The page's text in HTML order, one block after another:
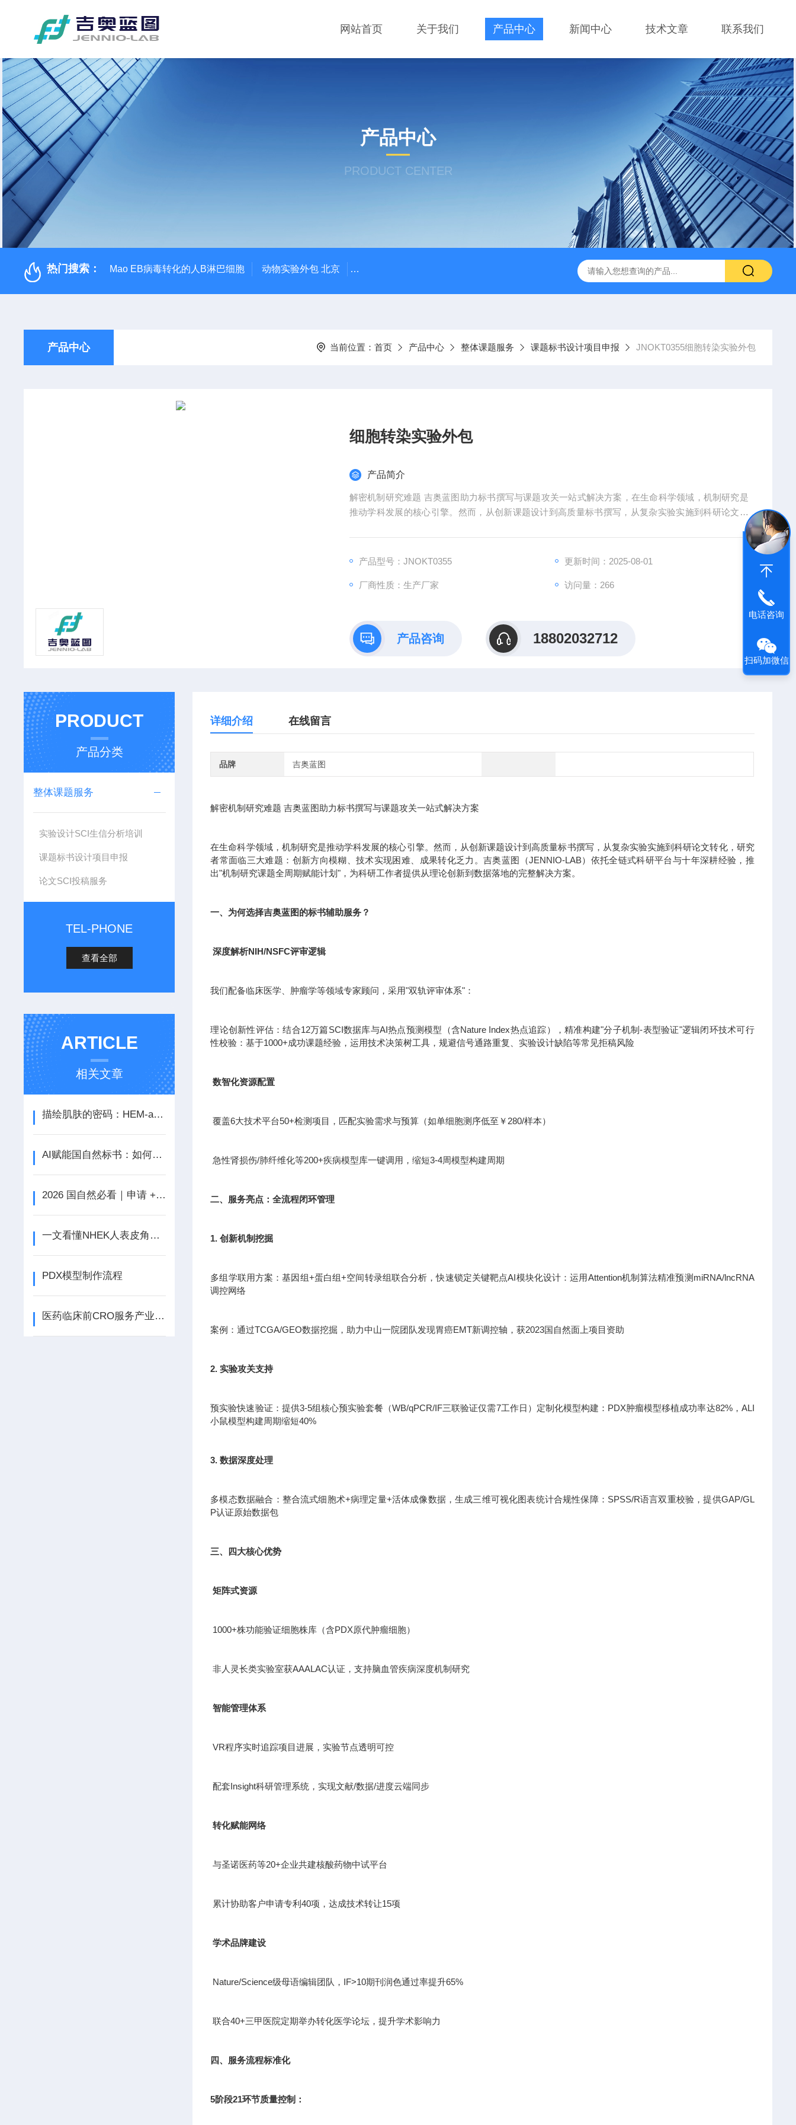
网站首页 关于我们 产品中心 新闻中心 技术文章 联系我们
产品中心
PRODUCT CENTER
热门搜索： Mao EB病毒转化的人B淋巴细胞 动物实验外包 北京 人源肿瘤细胞异种移植（CDX）小鼠模型 人源肿瘤组织异种移植（PDX）小鼠模型 流式实验外包
产品中心 当前位置： 首页 产品中心 整体课题服务 课题标书设计项目申报 JNOKT0355细胞转染实验外包
细胞转染实验外包
产品简介
解密机制研究难题 吉奥蓝图助力标书撰写与课题攻关一站式解决方案，在生命科学领域，机制研究是
推动学科发展的核心引擎。然而，从创新课题设计到高质量标书撰写，从复杂实验实施到科研论文转
化，研究者常面临三大难题：创新方向模糊、技术实现困难、成果转化乏力。吉奥蓝图（JENNIO-LA
B）依托全链式科研平台与十年深耕经验，推出"机制研究课题全周期赋能计划"，为科研工作者提供从
理论创新到数据落地的完整解决方案。
产品型号：JNOKT0355 更新时间：2025-08-01
厂商性质：生产厂家 访问量：266
产品咨询 18802032712
PRODUCT
产品分类
整体课题服务
实验设计SCI生信分析培训
课题标书设计项目申报
论文SCI投稿服务
TEL-PHONE
查看全部
ARTICLE
相关文章
描绘肌肤的密码：HEM-a人正常黑色素细胞探秘
AI赋能国自然标书：如何借助AI这个王炸提升中标率！
2026 国自然必看｜申请 + 结题关键信息速览（含时间日历 + AI 新规）
一文看懂NHEK人表皮角质形成细胞的基本特性
PDX模型制作流程
医药临床前CRO服务产业是新兴的产业
详细介绍 在线留言
品牌 吉奥蓝图
解密机制研究难题 吉奥蓝图助力标书撰写与课题攻关一站式解决方案
在生命科学领域，机制研究是推动学科发展的核心引擎。然而，从创新课题设计到高质量标书撰写，从复杂实验实施到科研论文转化，研究
者常面临三大难题：创新方向模糊、技术实现困难、成果转化乏力。吉奥蓝图（JENNIO-LAB）依托全链式科研平台与十年深耕经验，推
出"机制研究课题全周期赋能计划"，为科研工作者提供从理论创新到数据落地的完整解决方案。
一、为何选择吉奥蓝图的标书辅助服务？
深度解析NIH/NSFC评审逻辑
我们配备临床医学、肿瘤学等领域专家顾问，采用"双轨评审体系"：
理论创新性评估：结合12万篇SCI数据库与AI热点预测模型（含Nature Index热点追踪），精准构建"分子机制-表型验证"逻辑闭环技术可行
性校验：基于1000+成功课题经验，运用技术决策树工具，规避信号通路重复、实验设计缺陷等常见拒稿风险
数智化资源配置
覆盖6大技术平台50+检测项目，匹配实验需求与预算（如单细胞测序低至￥280/样本）
急性肾损伤/肺纤维化等200+疾病模型库一键调用，缩短3-4周模型构建周期
二、服务亮点：全流程闭环管理
1. 创新机制挖掘
多组学联用方案：基因组+蛋白组+空间转录组联合分析，快速锁定关键靶点AI模块化设计：运用Attention机制算法精准预测miRNA/lncRNA
调控网络
案例：通过TCGA/GEO数据挖掘，助力中山一院团队发现胃癌EMT新调控轴，获2023国自然面上项目资助
2. 实验攻关支持
预实验快速验证：提供3-5组核心预实验套餐（WB/qPCR/IF三联验证仅需7工作日）定制化模型构建：PDX肿瘤模型移植成功率达82%，ALI
小鼠模型构建周期缩短40%
3. 数据深度处理
多模态数据融合：整合流式细胞术+病理定量+活体成像数据，生成三维可视化图表统计合规性保障：SPSS/R语言双重校验，提供GAP/GL
P认证原始数据包
三、四大核心优势
矩阵式资源
1000+株功能验证细胞株库（含PDX原代肿瘤细胞）
非人灵长类实验室获AAALAC认证，支持脑血管疾病深度机制研究
智能管理体系
VR程序实时追踪项目进展，实验节点透明可控
配套Insight科研管理系统，实现文献/数据/进度云端同步
转化赋能网络
与圣诺医药等20+企业共建核酸药物中试平台
累计协助客户申请专利40项，达成技术转让15项
学术品牌建设
Nature/Science级母语编辑团队，IF>10期刊润色通过率提升65%
联合40+三甲医院定期举办转化医学论坛，提升学术影响力
四、服务流程标准化
5阶段21环节质量控制：
电话咨询
扫码加微信